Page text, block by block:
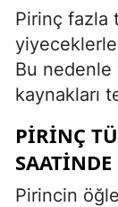
Pirinç fazla
Bu nedenle
kaynakları
PIRINÇ
Pirincin